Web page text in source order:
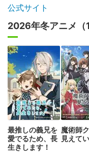
公式サイト
2026年冬アニメ（
最推しの義兄を
愛でるため、長
生きします！
魔術師
見えて